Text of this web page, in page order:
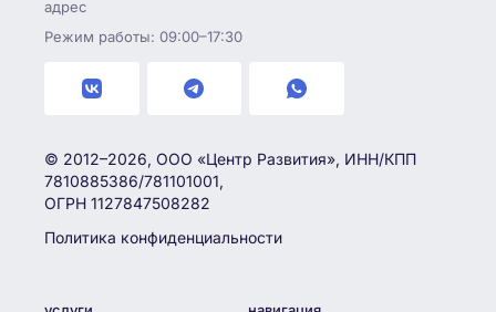
адрес
Режим работы: 09:00–17:30
© 2012–2026, ООО «Центр Развития», ИНН/КПП
7810885386/781101001,
ОГРН 1127847508282
Политика конфиденциальности